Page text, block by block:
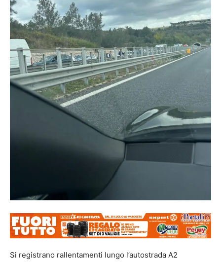
Si registrano rallentamenti lungo l’autostrada A2